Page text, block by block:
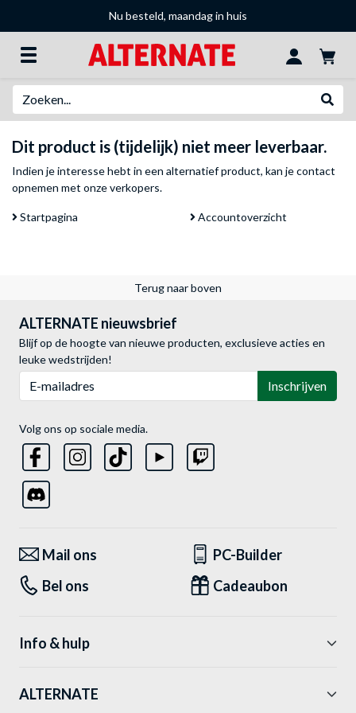
Nu besteld, maandag in huis
Dit product is (tijdelijk) niet meer leverbaar.
Indien je interesse hebt in een alternatief product, kan jecontact
opnemen met onze verkopers.
Startpagina Accountoverzicht
Terug naar boven
ALTERNATE nieuwsbrief
Blijf op de hoogte van nieuwe producten, exclusieve acties en
leuke wedstrijden!
Inschrijven
Volg ons op sociale media.
Mail ons
PC-Builder
Bel ons
Cadeaubon
Info & hulp
ALTERNATE